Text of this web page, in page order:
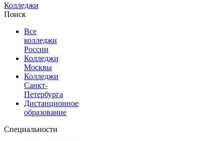
Колледжи
Поиск
Все
колледжи
России
Колледжи
Москвы
Колледжи
Санкт-
Петербурга
Дистанционное
образование
Специальности